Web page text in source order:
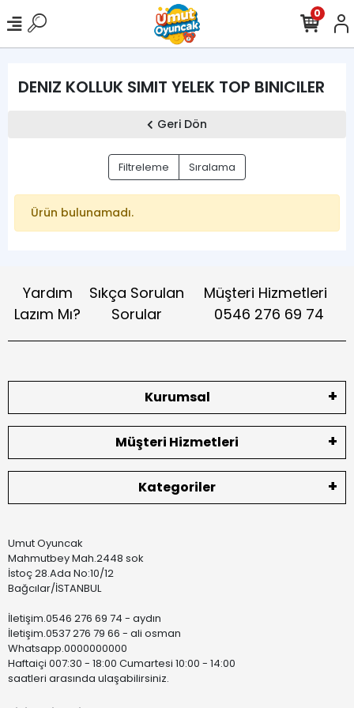
0
DENIZ KOLLUK SIMIT YELEK TOP BINICILER
Geri Dön
Filtreleme Sıralama
Ürün bulunamadı.
Yardım
Lazım Mı?
Sıkça Sorulan
Sorular
Müşteri Hizmetleri
0546 276 69 74
Kurumsal
Müşteri Hizmetleri
Kategoriler
Umut Oyuncak
Mahmutbey Mah.2448 sok
İstoç 28.Ada No:10/12
Bağcılar/İSTANBUL
İletişim.0546 276 69 74 - aydın
İletişim.0537 276 79 66 - ali osman
Whatsapp.0000000000
Haftaiçi 007:30 - 18:00 Cumartesi 10:00 - 14:00
saatleri arasında ulaşabilirsiniz.